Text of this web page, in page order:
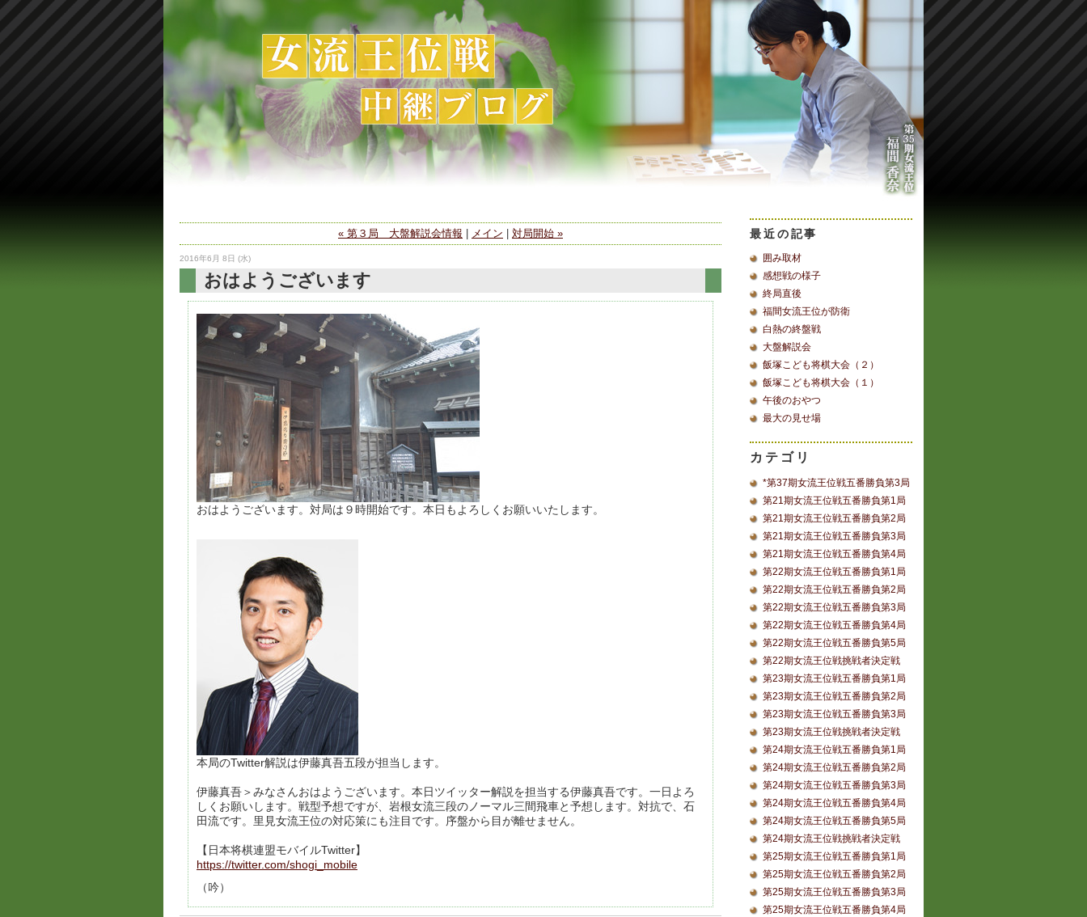
« 第３局 大盤解説会情報 メイン 対局開始 »
2016年6月 8日 (水)
おはようございます
おはようございます。対局は９時開始です。本日もよろしくお願いいたします。
本局のTwitter解説は伊藤真吾五段が担当します。
伊藤真吾＞みなさんおはようございます。本日ツイッター解説を担当する伊藤真吾です。一日よろ
しくお願いします。戦型予想ですが、岩根女流三段のノーマル三間飛車と予想します。対抗で、石
田流です。里見女流王位の対応策にも注目です。序盤から目が離せません。
【日本将棋連盟モバイルTwitter】
https://twitter.com/shogi_mobile
（吟）
最近の記事
囲み取材
感想戦の様子
終局直後
福間女流王位が防衛
白熱の終盤戦
大盤解説会
飯塚こども将棋大会（２）
飯塚こども将棋大会（１）
午後のおやつ
最大の見せ場
カテゴリ
*第37期女流王位戦五番勝負第3局
第21期女流王位戦五番勝負第1局
第21期女流王位戦五番勝負第2局
第21期女流王位戦五番勝負第3局
第21期女流王位戦五番勝負第4局
第22期女流王位戦五番勝負第1局
第22期女流王位戦五番勝負第2局
第22期女流王位戦五番勝負第3局
第22期女流王位戦五番勝負第4局
第22期女流王位戦五番勝負第5局
第22期女流王位戦挑戦者決定戦
第23期女流王位戦五番勝負第1局
第23期女流王位戦五番勝負第2局
第23期女流王位戦五番勝負第3局
第23期女流王位戦挑戦者決定戦
第24期女流王位戦五番勝負第1局
第24期女流王位戦五番勝負第2局
第24期女流王位戦五番勝負第3局
第24期女流王位戦五番勝負第4局
第24期女流王位戦五番勝負第5局
第24期女流王位戦挑戦者決定戦
第25期女流王位戦五番勝負第1局
第25期女流王位戦五番勝負第2局
第25期女流王位戦五番勝負第3局
第25期女流王位戦五番勝負第4局